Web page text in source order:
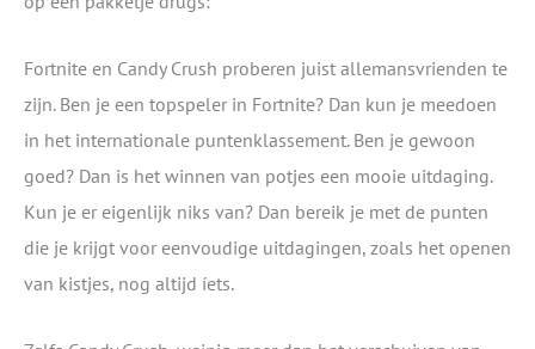
Fortnite en Candy Crush proberen juist allemansvrienden te
zijn. Ben je een topspeler in Fortnite? Dan kun je meedoen
in het internationale puntenklassement. Ben je gewoon
goed? Dan is het winnen van potjes een mooie uitdaging.
Kun je er eigenlijk niks van? Dan bereik je met de punten
die je krijgt voor eenvoudige uitdagingen, zoals het openen
van kistjes, nog altijd íets.